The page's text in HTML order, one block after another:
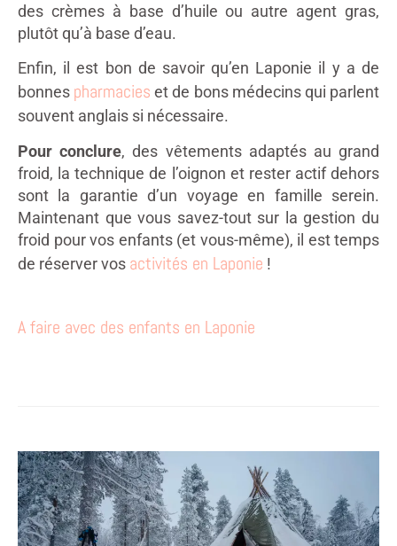
des crèmes à base d’huile ou autre agent gras,
plutôt qu’à base d’eau.
Enfin, il est bon de savoir qu’en Laponie il y a de
bonnes pharmacies et de bons médecins qui parlent
souvent anglais si nécessaire.
Pour conclure, des vêtements adaptés au grand
froid, la technique de l’oignon et rester actif dehors
sont la garantie d’un voyage en famille serein.
Maintenant que vous savez-tout sur la gestion du
froid pour vos enfants (et vous-même), il est temps
de réserver vos activités en Laponie !
A faire avec des enfants en Laponie